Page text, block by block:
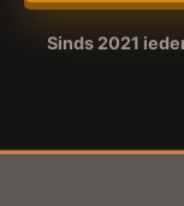
Sinds 2021